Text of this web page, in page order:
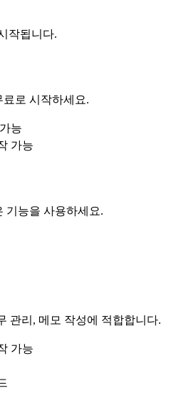
작됩니다.
로 시작하세요.
능
가능
기능을 사용하세요.
관리, 메모 작성에 적합합니다.
가능